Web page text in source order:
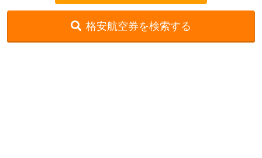
格安航空券を検索する